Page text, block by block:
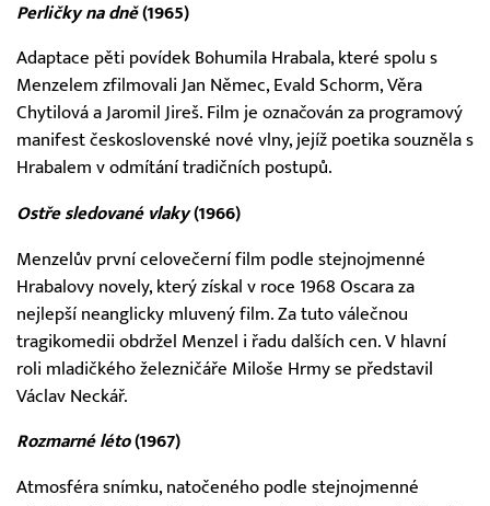
Perličky na dně(1965)
Adaptace pěti povídek Bohumila Hrabala, které spolu s
Menzelem zfilmovali Jan Němec, Evald Schorm, Věra
Chytilová a Jaromil Jireš. Film je označován za programový
manifest československé nové vlny, jejíž poetika souzněla s
Hrabalem v odmítání tradičních postupů.
Ostře sledované vlaky(1966)
Menzelův první celovečerní film podle stejnojmenné
Hrabalovy novely, který získal v roce 1968 Oscara za
nejlepší neanglicky mluvený film. Za tuto válečnou
tragikomedii obdržel Menzel i řadu dalších cen. V hlavní
roli mladičkého železničáře Miloše Hrmy se představil
Václav Neckář.
Rozmarné léto(1967)
Atmosféra snímku, natočeného podle stejnojmenné